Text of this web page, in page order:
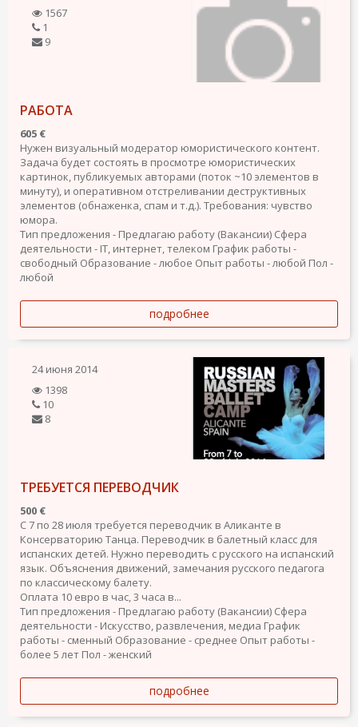
1567
1
9
РАБОТА
605 €
Нужен визуальный модератор юмористического контент.
Задача будет состоять в просмотре юмористических
картинок, публикуемых авторами (поток ~10 элементов в
минуту), и оперативном отстреливании деструктивных
элементов (обнаженка, спам и т.д.). Требования: чувство
юмора.
Тип предложения - Предлагаю работу (Вакансии) Сфера
деятельности - IT, интернет, телеком График работы -
свободный Образование - любое Опыт работы - любой Пол -
любой
подробнее
24 июня 2014
1398
10
8
ТРЕБУЕТСЯ ПЕРЕВОДЧИК
500 €
С 7 по 28 июля требуется переводчик в Аликанте в
Консерваторию Танца. Переводчик в балетный класс для
испанских детей. Нужно переводить с русского на испанский
язык. Объяснения движений, замечания русского педагога
по классическому балету.
Оплата 10 евро в час, 3 часа в...
Тип предложения - Предлагаю работу (Вакансии) Сфера
деятельности - Искусство, развлечения, медиа График
работы - сменный Образование - среднее Опыт работы -
более 5 лет Пол - женский
подробнее